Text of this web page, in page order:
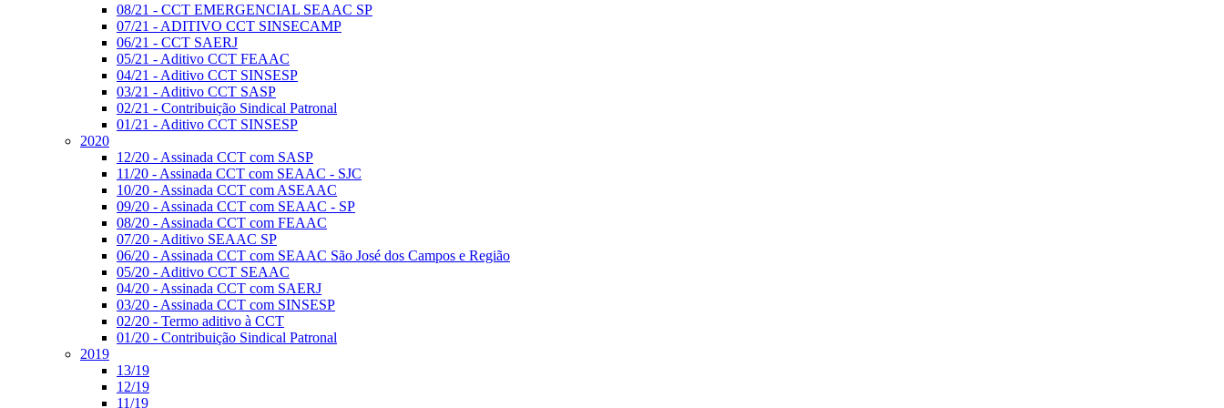
08/21 - CCT EMERGENCIAL SEAAC SP
07/21 - ADITIVO CCT SINSECAMP
06/21 - CCT SAERJ
05/21 - Aditivo CCT FEAAC
04/21 - Aditivo CCT SINSESP
03/21 - Aditivo CCT SASP
02/21 - Contribuição Sindical Patronal
01/21 - Aditivo CCT SINSESP
2020
12/20 - Assinada CCT com SASP
11/20 - Assinada CCT com SEAAC - SJC
10/20 - Assinada CCT com ASEAAC
09/20 - Assinada CCT com SEAAC - SP
08/20 - Assinada CCT com FEAAC
07/20 - Aditivo SEAAC SP
06/20 - Assinada CCT com SEAAC São José dos Campos e Região
05/20 - Aditivo CCT SEAAC
04/20 - Assinada CCT com SAERJ
03/20 - Assinada CCT com SINSESP
02/20 - Termo aditivo à CCT
01/20 - Contribuição Sindical Patronal
2019
13/19
12/19
11/19